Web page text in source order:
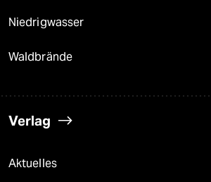
Niedrigwasser
Waldbrände
Verlag
Aktuelles